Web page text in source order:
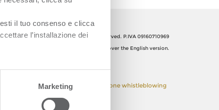
il tuo consenso e clicca
l’installazione dei
Marketing
Orsero SpA, Italy. All Rights reserved. P.IVA 09160710969
The Italian text shall prevail over the English version.
Privacy Policy Segnalazione whistleblowing